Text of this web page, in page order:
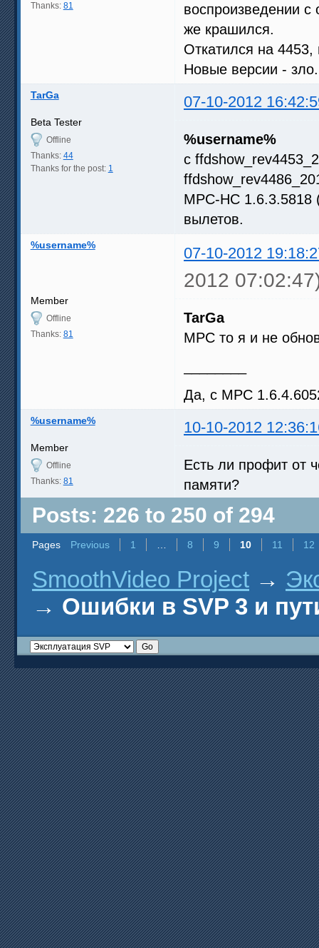
Thanks: 81
воспроизведении
же крашился.
Откатился на
Новые версии - зло.
TarGa 07-10-2012
Beta Tester
Offline
Thanks: 44
Thanks for the post: 1
%username%
с
MPC-HC 1.6.3.5818
вылетов.
%username% 07-10-2012
2012
Member
Offline
Thanks: 81
TarGa
МРС то я и не
Да, с МРС
%username% 10-10-2012
Member
Offline
Thanks: 81
Есть ли профит от
памяти?
Posts: 226 to 250 of 294
Pages Previous 1 8 9 10 11 12
SmoothVideo Project →
→ Ошибки в SVP 3 и